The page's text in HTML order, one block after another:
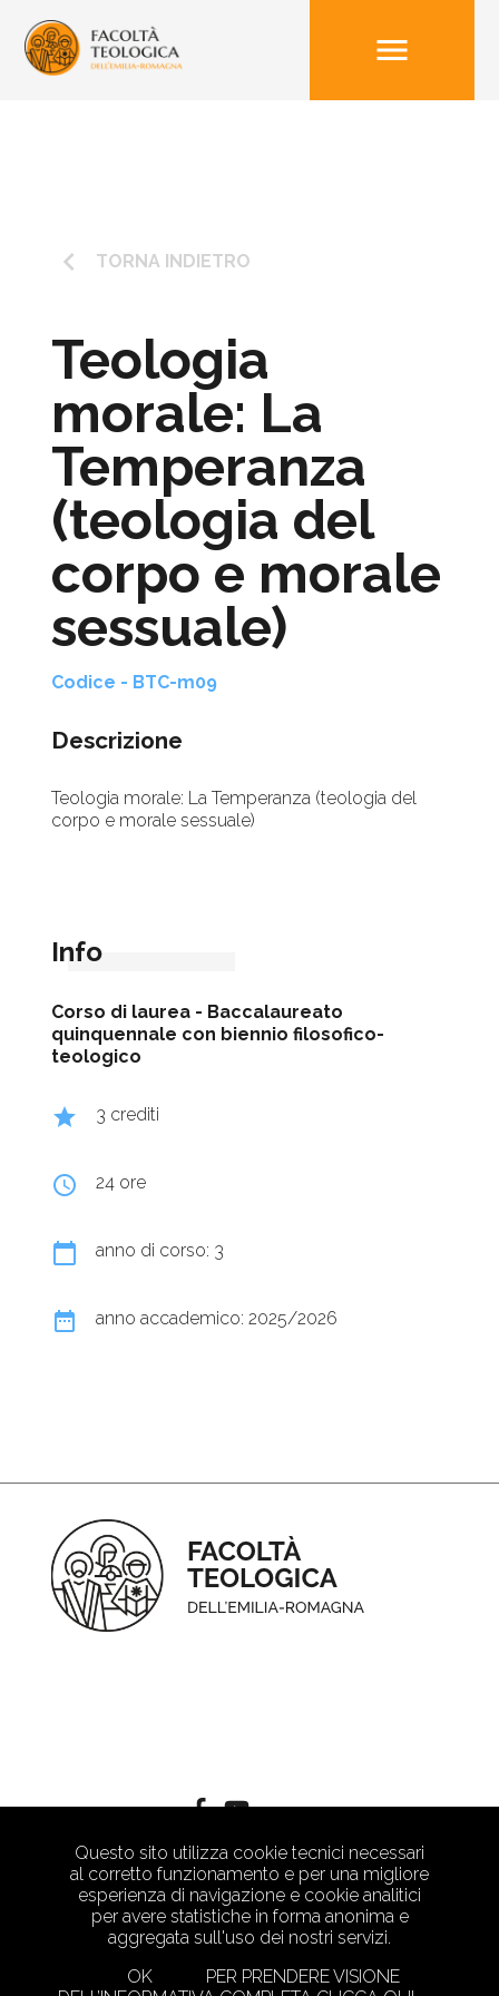
Questo sito utilizza cookie tecnici necessari
al corretto funzionamento e per una migliore
esperienza di navigazione e cookie analitici
per avere statistiche in forma anonima e
aggregata sull'uso dei nostri servizi.
OK
PER PRENDERE VISIONE
menu
keyboard_arrow_left TORNA INDIETRO
Teologia
morale: La
Temperanza
(teologia del
corpo e morale
sessuale)
Codice - BTC-m09
Descrizione
Teologia morale: La Temperanza (teologia del
corpo e morale sessuale)
Info
Corso di laurea - Baccalaureato
quinquennale con biennio filosofico-
teologico
grade 3 crediti
query_builder 24 ore
calendar_today anno di corso: 3
date_range anno accademico: 2025/2026